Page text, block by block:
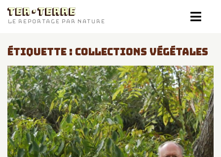
LE REPORTAGE PAR NATURE
ÉTIQUETTE : COLLECTIONS VÉGÉTALES